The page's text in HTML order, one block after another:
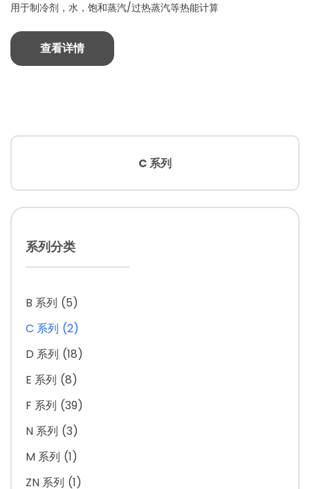
用于制冷剂，水，饱和蒸汽/过热蒸汽等热能计算
查看详情
系列分类
B 系列 (5)
C 系列 (2)
D 系列 (18)
E 系列 (8)
F 系列 (39)
N 系列 (3)
M 系列 (1)
ZN 系列 (1)